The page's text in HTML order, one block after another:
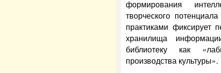
формирования
творческого
практиками фиксирует
хранилища
библиотеку как
производства культуры».